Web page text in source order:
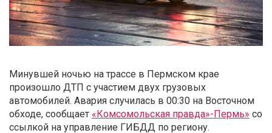
Минувшей ночью на трассе в Пермском крае
произошло ДТП с участием двух грузовых
автомобилей. Авария случилась в 00:30 на Восточном
обходе, сообщает «Комсомольская правда»-Пермь» со
ссылкой на управление ГИБДД по региону.